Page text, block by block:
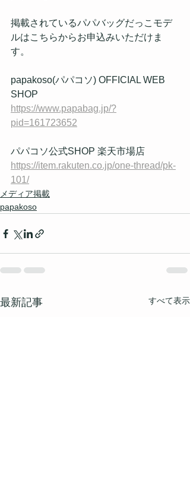
掲載されているパパバッグだっこモデ
ルはこちらからお申込みいただけま
す。
papakoso(パパコソ) OFFICIAL WEB
SHOP
https://www.papabag.jp/?
pid=161723652
パパコソ公式SHOP 楽天市場店
https://item.rakuten.co.jp/one-thread/pk-
101/
メディア掲載
papakoso
最新記事 すべて表示